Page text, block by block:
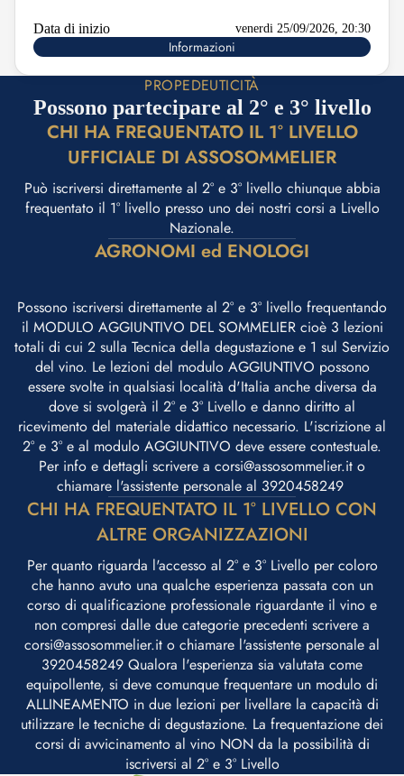
Data di inizio venerdi 25/09/2026, 20:30
Informazioni
PROPEDEUTICITÀ
Possono partecipare al 2° e 3° livello
CHI HA FREQUENTATO IL 1° LIVELLO
UFFICIALE DI ASSOSOMMELIER
Può iscriversi direttamente al 2° e 3° livello chiunque abbia
frequentato il 1° livello presso uno dei nostri corsi a Livello
Nazionale.
AGRONOMI ed ENOLOGI
Possono iscriversi direttamente al 2° e 3° livello frequentando
il MODULO AGGIUNTIVO DEL SOMMELIER cioè 3 lezioni
totali di cui 2 sulla Tecnica della degustazione e 1 sul Servizio
del vino. Le lezioni del modulo AGGIUNTIVO possono
essere svolte in qualsiasi località d'Italia anche diversa da
dove si svolgerà il 2° e 3° Livello e danno diritto al
ricevimento del materiale didattico necessario. L'iscrizione al
2° e 3° e al modulo AGGIUNTIVO deve essere contestuale.
Per info e dettagli scrivere a corsi@assosommelier.it o
chiamare l'assistente personale al 3920458249 ​
CHI HA FREQUENTATO IL 1° LIVELLO CON
ALTRE ORGANIZZAZIONI
Per quanto riguarda l'accesso al 2° e 3° Livello per coloro
che hanno avuto una qualche esperienza passata con un
corso di qualificazione professionale riguardante il vino e
non compresi dalle due categorie precedenti scrivere a
corsi@assosommelier.it o chiamare l'assistente personale al
3920458249 Qualora l'esperienza sia valutata come
equipollente, si deve comunque frequentare un modulo di
ALLINEAMENTO in due lezioni per livellare la capacità di
utilizzare le tecniche di degustazione. La frequentazione dei
corsi di avvicinamento al vino NON da la possibilità di
iscriversi al 2° e 3° Livello